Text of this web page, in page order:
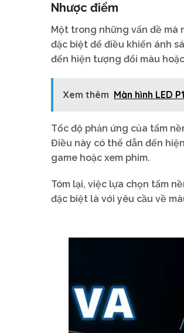
Nhược điểm
Một trong những vấn đề mà
đặc biệt để điều khiển ánh
đến hiện tượng đổi màu
Xem thêm Màn hình LED
Tốc độ phản ứng của tấm
Điều này có thể dẫn đến
game hoặc xem phim.
Tóm lại, việc lựa chọn tấm
đặc biệt là với yêu cầu về